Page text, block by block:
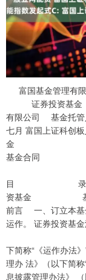
富国基金管理有限公司 富国上证科创板人工智能指数型发起式 证券投资基金 基金合同 基金管理人：富国基金管理有限公司 基金托管人：广发证券股份有限公司 二零二五年七月 富国上证科创板人工智能指数型发起式证券投资基金 基金合同 目 录 富国上证科创板人工智能指数型发起式证券投资基金 基金合同 第一部分 前言 一、订立本基金合同的目的、依据和原则 权利义务，规范基金运作。 证券投资基金法》 （以下简称“《基金法》”）、 《公开募集证券投资基金运作管理办 法》（以下简称“《运作办法》”）、《公开募集证券投资基金销售机构监督管理办 法》（以下简称“《销售办法》”）、《公开募集证券投资基金信息披露管理办法》 （以下简称“《信息披露办法》”） 、《公开募集开放式证券投资基金流动性风险管 理规定》 （以下简称“《流动性风险管理规定》”）、 《公开募集证券投资基金运作指 引第 3 号——指数基金指引》 （以下简称“《指数基金指引》”）和其他有关法律法 规。 益。 二、基金合同是规定基金合同当事人之间权利义务关系的基本法律文件，其 他与基金相关的涉及基金合同当事人之间权利义务关系的任何文件或表述，如与 基金合同有冲突，均以基金合同为准。基金合同当事人按照《基金法》、基金合 同及其他有关规定享有权利、承担义务。 基金合同的当事人包括基金管理人、基金托管人和基金份额持有人。基金投 资人自依本基金合同取得基金份额，即成为基金份额持有人和本基金合同的当事 人，其持有基金份额的行为本身即表明其对基金合同的承认和接受。 三、富国上证科创板人工智能指数型发起式证券投资基金由基金管理人依照 《基金法》、基金合同及其他有关规定募集，并经中国证券监督管理委员会（以 下简称“中国证监会”）注册。 中国证监会对本基金募集的注册，并不表明其对本基金的投资价值和市场前 景等做出实质性判断或保证，也不表明投资于本基金没有风险。 基金管理人依照恪尽职守、诚实信用、谨慎勤勉的原则管理和运用基金财产， 但不保证投资于本基金一定盈利，也不保证最低收益。 富国上证科创板人工智能指数型发起式证券投资基金 基金合同 投资者应当认真阅读基金招募说明书、基金合同、基金产品资料概要等信息 披露文件，自主判断基金的投资价值，自主做出投资决策，自行承担投资风险。 四、基金管理人、基金托管人在本基金合同之外披露涉及本基金的信息，其 内容涉及界定基金合同当事人之间权利义务关系的，如与基金合同有冲突，以基 金合同为准。 五、本基金按照中国法律法规成立并运作，若因法律法规的修改或更新等导 致基金合同的内容与届时有效的法律法规的强制性规定不一致，应当以届时有效 的法律法规的规定为准。 六、本基金单一投资者（基金管理人、基金管理人高级管理人员或基金经理 等人员出资认购的基金份额除外）持有基金份额数不得达到或超过基金份额总数 的 50%，但在基金运作过程中因基金份额赎回等基金管理人无法予以控制的情 形导致被动达到或超过 50%的除外。法律法规或监管机构另有规定的，从其规定。 七、本基金为指数基金，投资者投资于本基金面临跟踪误差控制未达约定目 标、指数编制机构停止服务、成份股停牌或退市等潜在风险，详见本基金招募说 明书。 八、本基金可投资存托凭证。存托凭证是新证券品种，若本基金投资存托凭 证的，在承担境内上市交易股票投资的共同风险外，还将承担与存托凭证、创新 企业发行、境外发行人以及交易机制相关的特有风险。 九、本基金主要投资于科创板，会面临科创板机制下因投资标的、市场制度 以及交易规则等差异带来的特有风险，包括但不限于科创板上市公司股票价格波 动较大的风险、流动性风险、退市风险等。 十、当本基金持有特定资产且存在或潜在大额赎回申请时，基金管理人履行 相应程序后，可以启用侧袋机制，具体详见基金合同和招募说明书的有关章节。 侧袋机制实施期间，基金管理人将对基金简称进行特殊标识，并不办理侧袋账户 的申购赎回。请基金份额持有人仔细阅读相关内容并关注本基金启用侧袋机制时 的特定风险。 富国上证科创板人工智能指数型发起式证券投资基金 基金合同 第二部分 释义 在本基金合同中，除非文意另有所指，下列词语或简称具有如下含义： 券投资基金基金合同》及对本基金合同的任何有效修订和补充 板人工智能指数型发起式证券投资基金托管协议》及对该托管协议的任何有效修 订和补充 招募说明书》及其更新 资基金基金产品资料概要》及其更新 资基金基金份额发售公告》 司法解释、行政规章以及其他对基金合同当事人有约束力的决定、决议、通知等 会第五次会议通过，经 2012 年 12 月 28 日第十一届全国人民代表大会常务委员 会第三十次会议修订，自 2013 年 6 月 1 日起实施，并经 2015 年 4 月 24 日第十 二届全国人民代表大会常务委员会第十四次会议《全国人民代表大会常务委员会 关于修改等七部法律的决定》修正的《中华人民共和国 证券投资基金法》及颁布机关对其不时做出的修订 《销售办法》：指中国证监会 2020 年 8 月 28 日颁布、同年 10 月 1 日实 施的《公开募集证券投资基金销售机构监督管理办法》及颁布机关对其不时做出 的修订 《信息披露办法》：指中国证监会 2019 年 7 月 26 日颁布、同年 9 月 1 日 富国上证科创板人工智能指数型发起式证券投资基金 基金合同 实施，并经 2020 年 3 月 20 日中国证监会《关于修改部分证券期货规章的决定》 修正的《公开募集证券投资基金信息披露管理办法》及颁布机关对其不时做出的 修订 的《公开募集证券投资基金运作管理办法》及颁布机关对其不时做出的修订 《流动性风险管理规定》：指中国证监会 2017 年 8 月 31 日颁布、同年 10 月 1 日实施的《公开募集开放式证券投资基金流动性风险管理规定》及颁布机关 对其不时做出的修订 《指数基金指引》：指中国证监会 2021 年 1 月 18 日颁布、同年 2 月 1 日 实施的《公开募集证券投资基金运作指引第 3 号——指数基金指引》及颁布机关 对其不时做出的修订 务的法律主体，包括基金管理人、基金托管人和基金份额持有人 合法登记并存续或经有关政府部门批准设立并存续的企业法人、事业法人、社会 团体或其他组织 投资者境内证券期货投资管理办法》（及颁布机关对其不时做出的修订）及相关 法律法规规定，经中国证监会批准，使用来自境外的资金进行境内证券期货投资 的境外机构投资者，包括合格境外机构投资者和人民币合格境外机构投资者 资金提供方以及法律法规或中国证监会允许购买证券投资基金的其他投资者的 合